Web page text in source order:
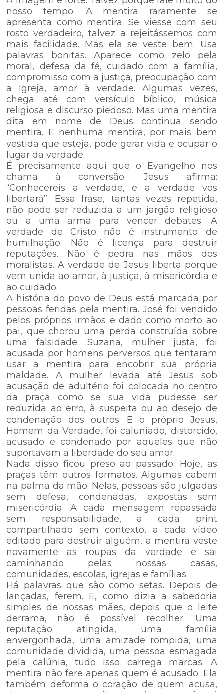
nosso tempo. A mentira raramente se
apresenta como mentira. Se viesse com seu
rosto verdadeiro, talvez a rejeitássemos com
mais facilidade. Mas ela se veste bem. Usa
palavras bonitas. Aparece como zelo pela
moral, defesa da fé, cuidado com a família,
compromisso com a justiça, preocupação com
a Igreja, amor à verdade. Algumas vezes,
chega até com versículo bíblico, música
religiosa e discurso piedoso. Mas uma mentira
dita em nome de Deus continua sendo
mentira. E nenhuma mentira, por mais bem
vestida que esteja, pode gerar vida e ocupar o
lugar da verdade.
É precisamente aqui que o Evangelho nos
chama à conversão. Jesus afirma:
“Conhecereis a verdade, e a verdade vos
libertará”. Essa frase, tantas vezes repetida,
não pode ser reduzida a um jargão religioso
ou a uma arma para vencer debates. A
verdade de Cristo não é instrumento de
humilhação. Não é licença para destruir
reputações. Não é pedra nas mãos dos
moralistas. A verdade de Jesus liberta porque
vem unida ao amor, à justiça, à misericórdia e
ao cuidado.
A história do povo de Deus está marcada por
pessoas feridas pela mentira. José foi vendido
pelos próprios irmãos e dado como morto ao
pai, que chorou uma perda construída sobre
uma falsidade. Suzana, mulher justa, foi
acusada por homens perversos que tentaram
usar a mentira para encobrir sua própria
maldade. A mulher levada até Jesus sob
acusação de adultério foi colocada no centro
da praça como se sua vida pudesse ser
reduzida ao erro, à suspeita ou ao desejo de
condenação dos outros. E o próprio Jesus,
Homem da Verdade, foi caluniado, distorcido,
acusado e condenado por aqueles que não
suportavam a liberdade do seu amor.
Nada disso ficou preso ao passado. Hoje, as
praças têm outros formatos. Algumas cabem
na palma da mão. Nelas, pessoas são julgadas
sem defesa, condenadas, expostas sem
misericórdia. A cada mensagem repassada
sem responsabilidade, a cada print
compartilhado sem contexto, a cada vídeo
editado para destruir alguém, a mentira veste
novamente as roupas da verdade e sai
caminhando pelas nossas casas,
comunidades, escolas, igrejas e famílias.
Há palavras que são como setas. Depois de
lançadas, ferem. E, como dizia a sabedoria
simples de nossas mães, depois que o leite
derrama, não é possível recolher. Uma
reputação atingida, uma família
envergonhada, uma amizade rompida, uma
comunidade dividida, uma pessoa esmagada
pela calúnia, tudo isso carrega marcas. A
mentira não fere apenas quem é acusado. Ela
também deforma o coração de quem acusa,